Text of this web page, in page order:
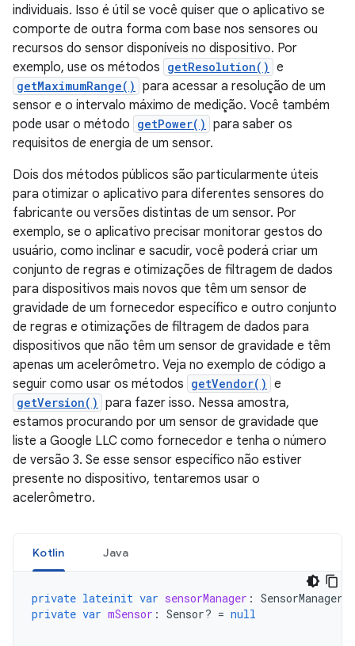
individuais. Isso é útil se você quiser que o aplicativo se
comporte de outra forma com base nos sensores ou
recursos do sensor disponíveis no dispositivo. Por
exemplo, use os métodos getResolution() e
getMaximumRange() para acessar a resolução de um
sensor e o intervalo máximo de medição. Você também
pode usar o método getPower() para saber os
requisitos de energia de um sensor.
Dois dos métodos públicos são particularmente úteis
para otimizar o aplicativo para diferentes sensores do
fabricante ou versões distintas de um sensor. Por
exemplo, se o aplicativo precisar monitorar gestos do
usuário, como inclinar e sacudir, você poderá criar um
conjunto de regras e otimizações de filtragem de dados
para dispositivos mais novos que têm um sensor de
gravidade de um fornecedor específico e outro conjunto
de regras e otimizações de filtragem de dados para
dispositivos que não têm um sensor de gravidade e têm
apenas um acelerômetro. Veja no exemplo de código a
seguir como usar os métodos getVendor() e
getVersion() para fazer isso. Nessa amostra,
estamos procurando por um sensor de gravidade que
liste a Google LLC como fornecedor e tenha o número
de versão 3. Se esse sensor específico não estiver
presente no dispositivo, tentaremos usar o
acelerômetro.
Kotlin Java
private lateinit var sensorManager : SensorManager
private var mSensor : Sensor? = null